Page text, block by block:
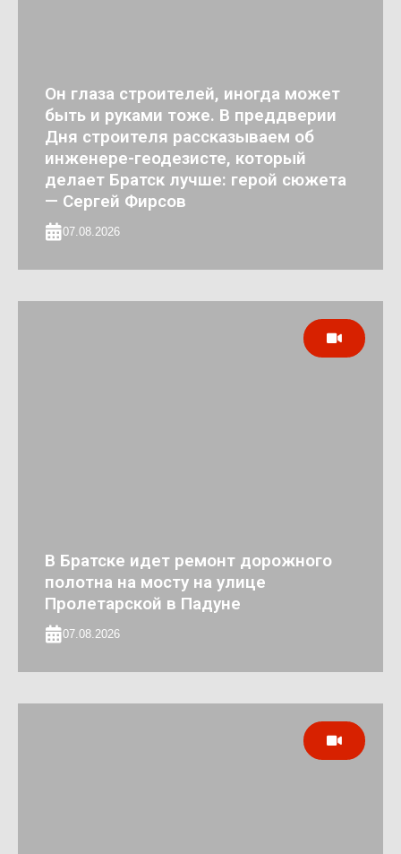
Он глаза строителей, иногда может
быть и руками тоже. В преддверии
Дня строителя рассказываем об
инженере-геодезисте, который
делает Братск лучше: герой сюжета
— Сергей Фирсов
07.08.2026
В Братске идет ремонт дорожного
полотна на мосту на улице
Пролетарской в Падуне
07.08.2026